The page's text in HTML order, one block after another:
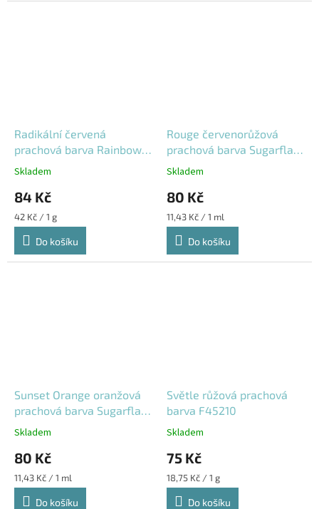
Radikální červená
prachová barva Rainbow
Dust
Skladem
84 Kč
Měrná
cena:
42 Kč / 1 g
Do košíku
Rouge červenorůžová
prachová barva Sugarflair
7 ml
Skladem
80 Kč
Měrná
cena:
11,43 Kč / 1 ml
Do košíku
Sunset Orange oranžová
prachová barva Sugarflair
7 ml
Skladem
80 Kč
Měrná
cena:
11,43 Kč / 1 ml
Do košíku
Světle růžová prachová
barva F45210
Skladem
75 Kč
Měrná
cena:
18,75 Kč / 1 g
Do košíku